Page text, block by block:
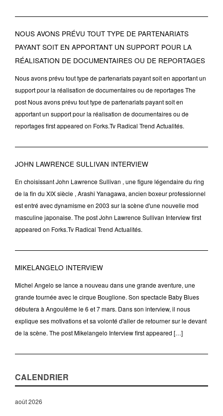
NOUS AVONS PRÉVU TOUT TYPE DE PARTENARIATS
PAYANT SOIT EN APPORTANT UN SUPPORT POUR LA
RÉALISATION DE DOCUMENTAIRES OU DE REPORTAGES
Nous avons prévu tout type de partenariats payant soit en apportant un
support pour la réalisation de documentaires ou de reportages The
post Nous avons prévu tout type de partenariats payant soit en
apportant un support pour la réalisation de documentaires ou de
reportages first appeared on Forks.Tv Radical Trend Actualités.
JOHN LAWRENCE SULLIVAN INTERVIEW
En choisissant John Lawrence Sullivan , une figure légendaire du ring
de la fin du XIX siècle , Arashi Yanagawa, ancien boxeur professionnel
est entré avec dynamisme en 2003 sur la scène d'une nouvelle mod
masculine japonaise. The post John Lawrence Sullivan Interview first
appeared on Forks.Tv Radical Trend Actualités.
MIKELANGELO INTERVIEW
Michel Angelo se lance a nouveau dans une grande aventure, une
grande tournée avec le cirque Bouglione. Son spectacle Baby Blues
débutera à Angoulême le 6 et 7 mars. Dans son interview, il nous
explique ses motivations et sa volonté d'aller de retourner sur le devant
de la scène. The post Mikelangelo Interview first appeared […]
CALENDRIER
août 2026